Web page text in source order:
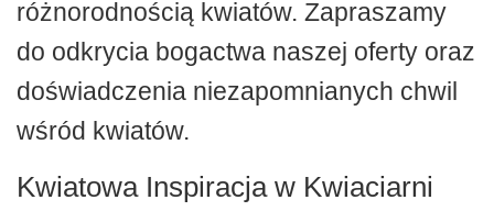
różnorodnością kwiatów. Zapraszamy
do odkrycia bogactwa naszej oferty oraz
doświadczenia niezapomnianych chwil
wśród kwiatów.
Kwiatowa Inspiracja w Kwiaciarni